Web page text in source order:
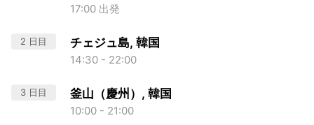
17:00 出発
2 日目 チェジュ島, 韓国
14:30 - 22:00
3 日目 釜山（慶州）, 韓国
10:00 - 21:00